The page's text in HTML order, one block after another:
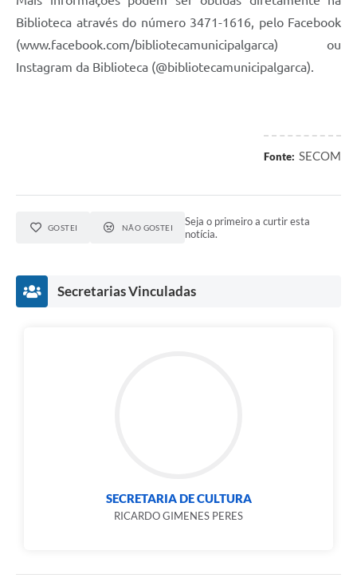
Biblioteca através do número 3471-1616, pelo Facebook
(www.facebook.com/bibliotecamunicipalgarca) ou
Instagram da Biblioteca (@bibliotecamunicipalgarca).
Fonte: SECOM
GOSTEI NÃO GOSTEI
Seja o primeiro a curtir esta
notícia.
Secretarias Vinculadas
SECRETARIA DE CULTURA
RICARDO GIMENES PERES